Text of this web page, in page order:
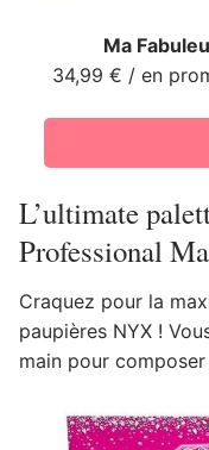
Ma
34,99 € / en
L’ultimate
Professional
Craquez pour la
paupières NYX !
main pour